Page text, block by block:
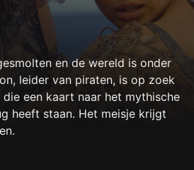
en de wereld is onder
leider van piraten, is op zoek
die een kaart naar het mythische
heeft staan. Het meisje krijgt